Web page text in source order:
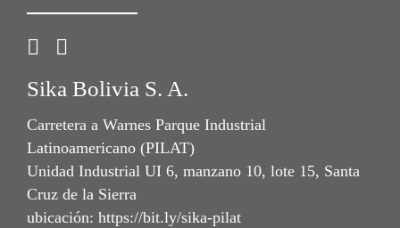
Sika Bolivia S. A.
Carretera a Warnes Parque Industrial
Latinoamericano (PILAT)
Unidad Industrial UI 6, manzano 10, lote 15, Santa
Cruz de la Sierra
ubicación: https://bit.ly/sika-pilat